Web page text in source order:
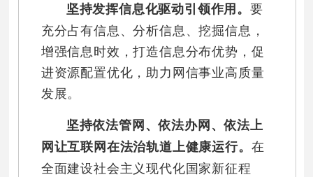
坚持发挥信息化驱动引领作用。要
充分占有信息、分析信息、挖掘信息，
增强信息时效，打造信息分布优势，促
进资源配置优化，助力网信事业高质量
发展。
坚持依法管网、依法办网、依法上
网让互联网在法治轨道上健康运行。 在
全面建设社会主义现代化国家新征程